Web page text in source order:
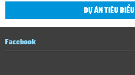
DỰ ÁN TIÊU BIỂU
Facebook